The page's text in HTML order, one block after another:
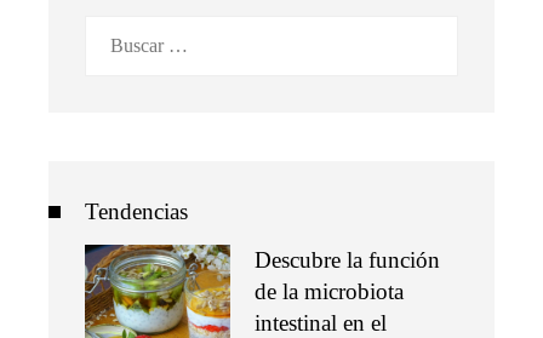
Tendencias
Descubre la función
de la microbiota
intestinal en el